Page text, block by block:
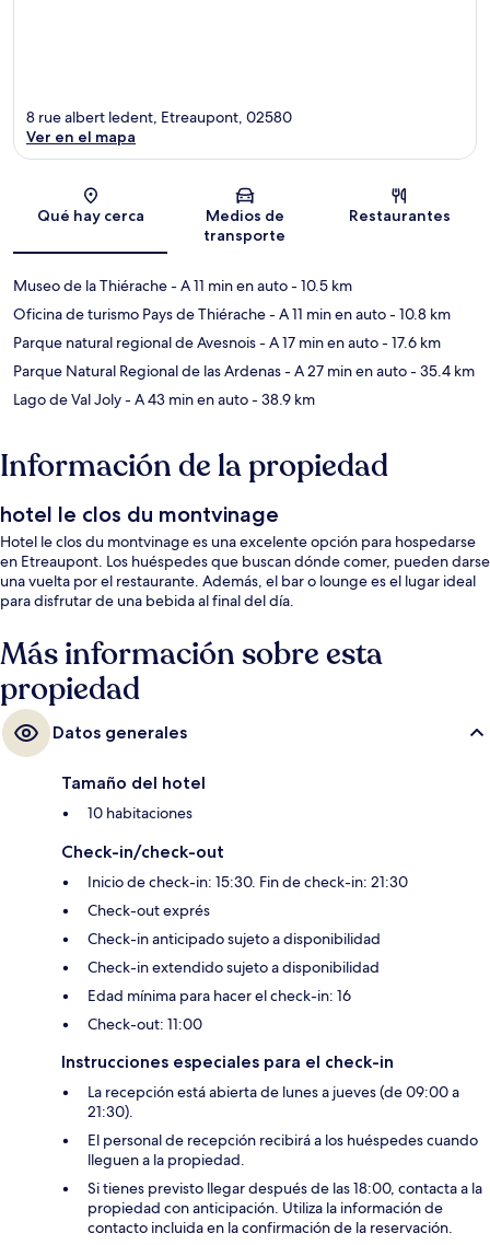
Sección del mapa
8 rue albert ledent, Etreaupont, 02580
Ver en el mapa
Qué hay cerca
Medios de
transporte
Restaurantes
Museo de la Thiérache- A 11 min en auto- 10.5 km
Oficina de turismo Pays de Thiérache- A 11 min en auto- 10.8 km
Parque natural regional de Avesnois- A 17 min en auto- 17.6 km
Parque Natural Regional de las Ardenas- A 27 min en auto- 35.4 km
Lago de Val Joly- A 43 min en auto- 38.9 km
Información de la propiedad
hotel le clos du montvinage
Hotel le clos du montvinage es una excelente opción para hospedarse
en Etreaupont. Los huéspedes que buscan dónde comer, pueden darse
una vuelta por el restaurante. Además, el bar o lounge es el lugar ideal
para disfrutar de una bebida al final del día.
Más información sobre esta
propiedad
Datos generales
Tamaño del hotel
10 habitaciones
Check-in/check-out
Inicio de check-in: 15:30. Fin de check-in: 21:30
Check-out exprés
Check-in anticipado sujeto a disponibilidad
Check-in extendido sujeto a disponibilidad
Edad mínima para hacer el check-in: 16
Check-out: 11:00
Instrucciones especiales para el check-in
La recepción está abierta de lunes a jueves (de 09:00 a
21:30).
El personal de recepción recibirá a los huéspedes cuando
lleguen a la propiedad.
Si tienes previsto llegar después de las 18:00, contacta a la
propiedad con anticipación. Utiliza la información de
contacto incluida en la confirmación de la reservación.